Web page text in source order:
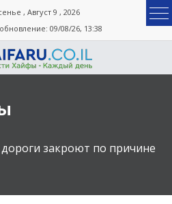
, Август 9 , 2026
09/08/26, 13:38
закроют по причине